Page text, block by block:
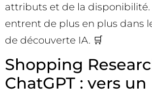
attributs et de la disponibilité.
entrent de plus en plus dans
de découverte IA. 🛒
Shopping
ChatGPT : vers un